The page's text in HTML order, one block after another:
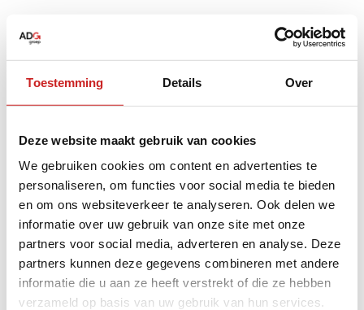
Toestemming Details Over
Deze website maakt gebruik van cookies
We gebruiken cookies om content en advertenties te
personaliseren, om functies voor social media te bieden
en om ons websiteverkeer te analyseren. Ook delen we
informatie over uw gebruik van onze site met onze
partners voor social media, adverteren en analyse. Deze
partners kunnen deze gegevens combineren met andere
informatie die u aan ze heeft verstrekt of die ze hebben
verzameld op basis van uw gebruik van hun services.